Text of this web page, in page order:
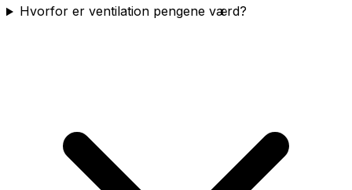
Hvorfor er ventilation pengene værd?